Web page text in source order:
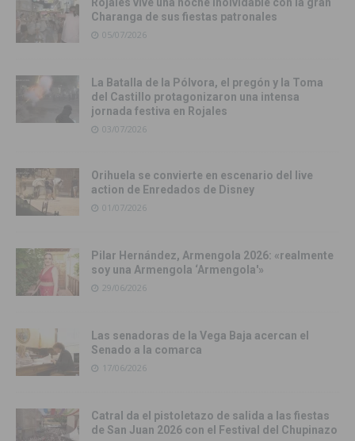
Charanga de sus fiestas patronales
05/07/2026
La Batalla de la Pólvora, el pregón y la Toma
del Castillo protagonizaron una intensa
jornada festiva en Rojales
03/07/2026
Orihuela se convierte en escenario del live
action de Enredados de Disney
01/07/2026
Pilar Hernández, Armengola 2026: «realmente
soy una Armengola ‘Armengola'»
29/06/2026
Las senadoras de la Vega Baja acercan el
Senado a la comarca
17/06/2026
Catral da el pistoletazo de salida a las fiestas
de San Juan 2026 con el Festival del Chupinazo